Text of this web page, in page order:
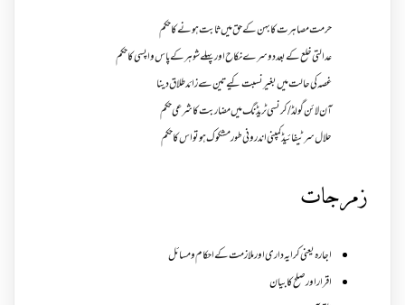
حرمت مصاہرت کا بہن کے حق میں ثابت ہونے کا حکم
عدالتی خلع کے بعد دوسرے نکاح اور پہلے شوہر کے پاس واپسی کا حکم
غصہ کی حالت میں بغیر نسبت کیے تین سے زائد طلاق دینا
آن لائن گولڈ /کرنسی ٹریڈنگ میں مضاربت کا شرعی حکم
حلال سرٹیفائیڈ کمپنی اندرونی طور مشکوک ہو تو اس کا حکم
زمرجات
اجارہ یعنی کرایہ داری اور ملازمت کے احکام و مسائل
اقرار اور صلح کا بیان